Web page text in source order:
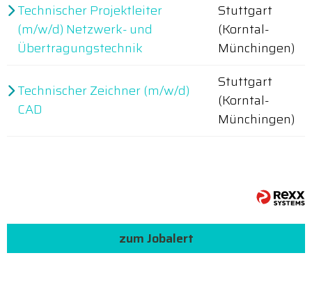
Technischer Projektleiter
(m/w/d) Netzwerk- und
Übertragungstechnik
Stuttgart
(Korntal-
Münchingen)
Technischer Zeichner (m/w/d)
CAD
Stuttgart
(Korntal-
Münchingen)
zum Jobalert